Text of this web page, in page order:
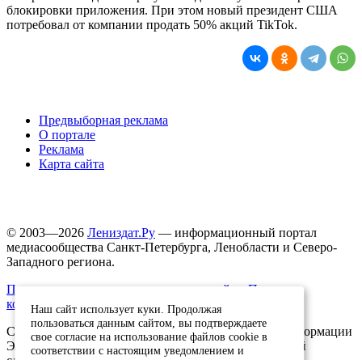
блокировки приложения. При этом новый президент США
потребовал от компании продать 50% акций TikTok.
Предвыборная реклама
О портале
Реклама
Карта сайта
© 2003—2026 Лениздат.Ру — информационный портал
медиасообщества Санкт-Петербурга, Ленобласти и Северо-
Западного региона.
Правила использования содержания сайта.
Политика
конфиденциальности.
Свидетельство о регистрации средства массовой информации
ЭЛ №ФС77-91046, выданное 10.03.2026 Федеральной
Наш сайт использует куки. Продолжая
пользоваться данным сайтом, вы подтверждаете
свое согласие на использование файлов cookie в
соответствии с настоящим уведомлением и